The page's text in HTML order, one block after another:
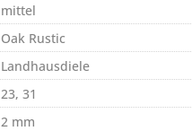
mittel
Oak Rustic
Landhausdiele
23, 31
2 mm